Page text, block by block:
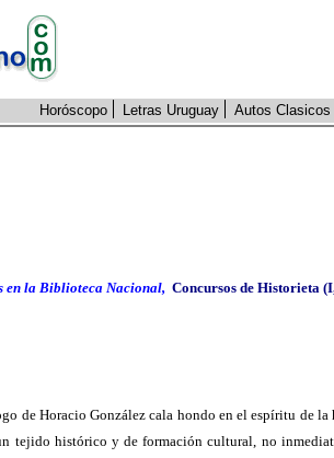
Horóscopo Letras Uruguay Autos Clasicos
en la Biblioteca Nacional, Concursos de Historieta
de Horacio González cala hondo en el espíritu de la
tejido histórico y de formación cultural, no